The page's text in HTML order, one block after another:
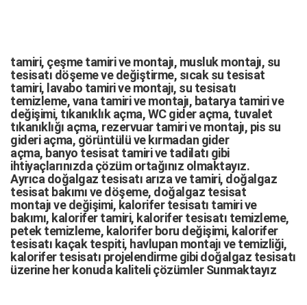
tamiri, çeşme tamirivemontajı, musluk montajı, su
tesisatı döşemeve değiştirme, sıcak su tesisat
tamiri, lavabo tamirivemontajı, su tesisatı
temizleme,vana tamirivemontajı, batarya tamirive
değişimi, tıkanıklık açma,WC gider açma, tuvalet
tıkanıklığı açma, rezervuar tamirive montajı, pis su
gideri açma, görüntülü ve kırmadan gider
açma, banyo tesisat tamirivetadilatı gibi
ihtiyaçlarınızda çözüm ortağınız olmaktayız.
Ayrıca doğalgaz tesisatı arızave tamiri, doğalgaz
tesisat bakımıve döşeme, doğalgaz tesisat
montajıve değişimi, kalorifer tesisatı tamiri ve
bakımı, kalorifer tamiri, kalorifer tesisatı temizleme,
petek temizleme, kalorifer boru değişimi, kalorifer
tesisatı kaçak tespiti, havlupan montajı ve temizliği,
kalorifer tesisatı projelendirme gibi d oğalgaz tesisatı
üzerine her konuda kaliteli çözümler Sunmaktayız